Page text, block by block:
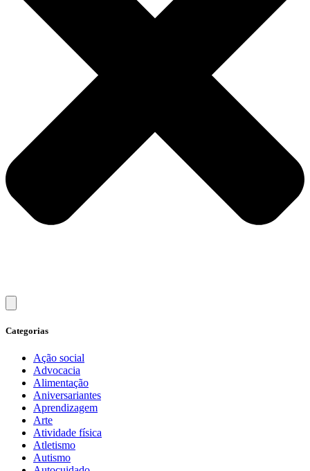
Categorias
Ação social
Advocacia
Alimentação
Aniversariantes
Aprendizagem
Arte
Atividade física
Atletismo
Autismo